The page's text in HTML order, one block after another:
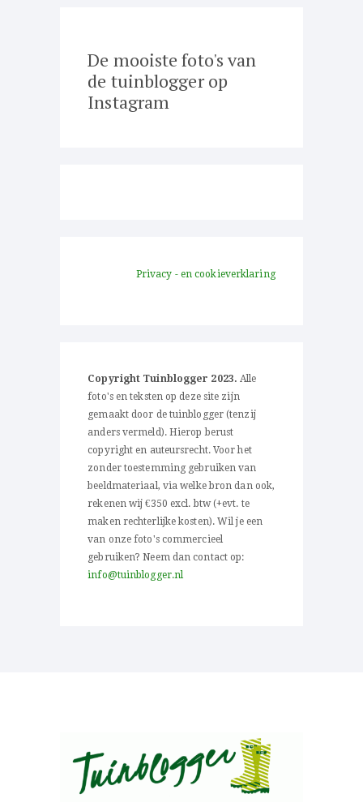
De mooiste foto's van
de tuinblogger op
Instagram
Privacy - en cookieverklaring
Copyright Tuinblogger 2023. Alle
foto's en teksten op deze site zijn
gemaakt door de tuinblogger (tenzij
anders vermeld). Hierop berust
copyright en auteursrecht. Voor het
zonder toestemming gebruiken van
beeldmateriaal, via welke bron dan ook,
rekenen wij €350 excl. btw (+evt. te
maken rechterlijke kosten). Wil je een
van onze foto's commercieel
gebruiken? Neem dan contact op:
info@tuinblogger.nl